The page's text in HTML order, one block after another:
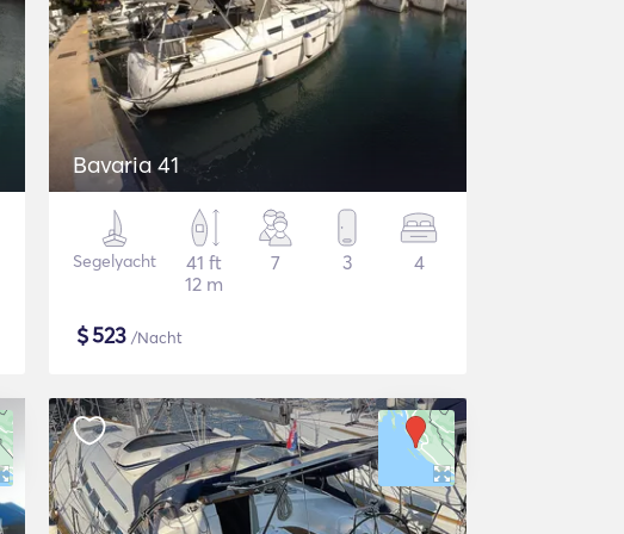
Bavaria 41
Segelyacht
41 ft
12 m
7 3 4
$523 /Nacht